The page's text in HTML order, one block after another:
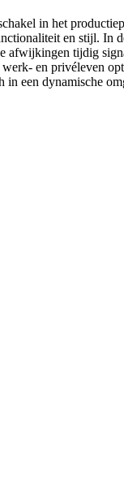
in het
en stijl. In
tijdig
en privéleven
in een dynamische